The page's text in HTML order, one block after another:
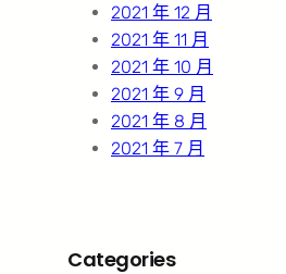
2021 年 12 月
2021 年 11 月
2021 年 10 月
2021 年 9 月
2021 年 8 月
2021 年 7 月
Categories